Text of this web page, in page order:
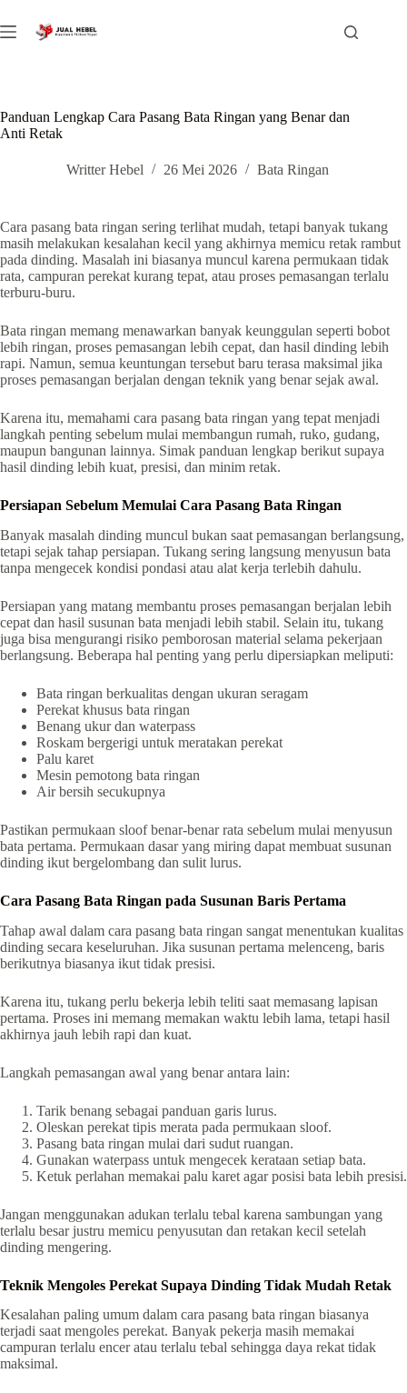
to
content
Panduan Lengkap Cara Pasang Bata Ringan yang Benar dan
Anti Retak
Writter Hebel 26 Mei 2026 Bata Ringan
Cara pasang bata ringan sering terlihat mudah, tetapi banyak tukang
masih melakukan kesalahan kecil yang akhirnya memicu retak rambut
pada dinding. Masalah ini biasanya muncul karena permukaan tidak
rata, campuran perekat kurang tepat, atau proses pemasangan terlalu
terburu-buru.
Bata ringan memang menawarkan banyak keunggulan seperti bobot
lebih ringan, proses pemasangan lebih cepat, dan hasil dinding lebih
rapi. Namun, semua keuntungan tersebut baru terasa maksimal jika
proses pemasangan berjalan dengan teknik yang benar sejak awal.
Karena itu, memahami cara pasang bata ringan yang tepat menjadi
langkah penting sebelum mulai membangun rumah, ruko, gudang,
maupun bangunan lainnya. Simak panduan lengkap berikut supaya
hasil dinding lebih kuat, presisi, dan minim retak.
Persiapan Sebelum Memulai Cara Pasang Bata Ringan
Banyak masalah dinding muncul bukan saat pemasangan berlangsung,
tetapi sejak tahap persiapan. Tukang sering langsung menyusun bata
tanpa mengecek kondisi pondasi atau alat kerja terlebih dahulu.
Persiapan yang matang membantu proses pemasangan berjalan lebih
cepat dan hasil susunan bata menjadi lebih stabil. Selain itu, tukang
juga bisa mengurangi risiko pemborosan material selama pekerjaan
berlangsung. Beberapa hal penting yang perlu dipersiapkan meliputi:
Bata ringan berkualitas dengan ukuran seragam
Perekat khusus bata ringan
Benang ukur dan waterpass
Roskam bergerigi untuk meratakan perekat
Palu karet
Mesin pemotong bata ringan
Air bersih secukupnya
Pastikan permukaan sloof benar-benar rata sebelum mulai menyusun
bata pertama. Permukaan dasar yang miring dapat membuat susunan
dinding ikut bergelombang dan sulit lurus.
Cara Pasang Bata Ringan pada Susunan Baris Pertama
Tahap awal dalam cara pasang bata ringan sangat menentukan kualitas
dinding secara keseluruhan. Jika susunan pertama melenceng, baris
berikutnya biasanya ikut tidak presisi.
Karena itu, tukang perlu bekerja lebih teliti saat memasang lapisan
pertama. Proses ini memang memakan waktu lebih lama, tetapi hasil
akhirnya jauh lebih rapi dan kuat.
Langkah pemasangan awal yang benar antara lain:
Tarik benang sebagai panduan garis lurus.
Oleskan perekat tipis merata pada permukaan sloof.
Pasang bata ringan mulai dari sudut ruangan.
Gunakan waterpass untuk mengecek kerataan setiap bata.
Ketuk perlahan memakai palu karet agar posisi bata lebih presisi.
Jangan menggunakan adukan terlalu tebal karena sambungan yang
terlalu besar justru memicu penyusutan dan retakan kecil setelah
dinding mengering.
Teknik Mengoles Perekat Supaya Dinding Tidak Mudah Retak
Kesalahan paling umum dalam cara pasang bata ringan biasanya
terjadi saat mengoles perekat. Banyak pekerja masih memakai
campuran terlalu encer atau terlalu tebal sehingga daya rekat tidak
maksimal.